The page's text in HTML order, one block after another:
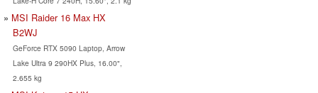
MSI Raider 16 Max HX
B2WJ
GeForce RTX 5090 Laptop, Arrow
Lake Ultra 9 290HX Plus, 16.00",
2.655 kg